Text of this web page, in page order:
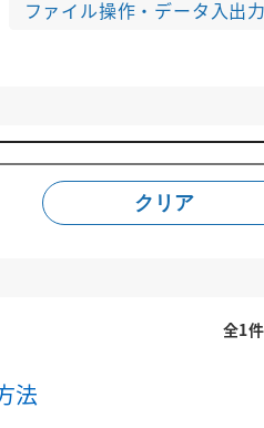
ファイル操作・データ入出力
クリア
全1
法